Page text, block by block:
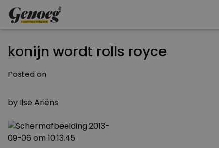
konijn wordt rolls royce
Posted on
by Ilse Ariëns